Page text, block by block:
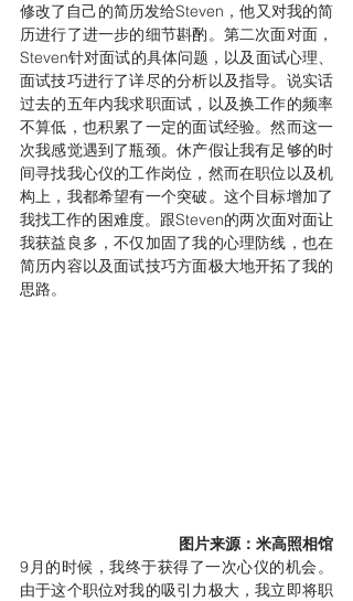
修改了自己的简历发给Steven，他又对我的简
历进行了进一步的细节斟酌。第二次面对面，
Steven针对面试的具体问题，以及面试心理、
面试技巧进行了详尽的分析以及指导。说实话
过去的五年内我求职面试，以及换工作的频率
不算低，也积累了一定的面试经验。然而这一
次我感觉遇到了瓶颈。休产假让我有足够的时
间寻找我心仪的工作岗位，然而在职位以及机
构上，我都希望有一个突破。这个目标增加了
我找工作的困难度。跟Steven的两次面对面让
我获益良多，不仅加固了我的心理防线，也在
简历内容以及面试技巧方面极大地开拓了我的
思路。
图片来源：米高照相馆
9月的时候，我终于获得了一次心仪的机会。
由于这个职位对我的吸引力极大，我立即将职